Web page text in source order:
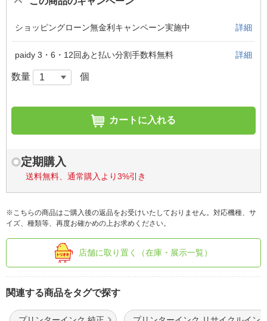
ショッピングローン無金利キャンペーン実施中 詳細
paidy 3・6・12回あと払い分割手数料無料 詳細
数量 個
カートに入れる
定期購入
送料無料、通常購入より3%引き
※こちらの商品はご購入後の返品をお受けいたしておりません。対応機種、サ
イズ、種類等、再度お確かめの上お求めください。
店舗に取り置く（在庫・展示一覧）
関連する商品をタグで探す